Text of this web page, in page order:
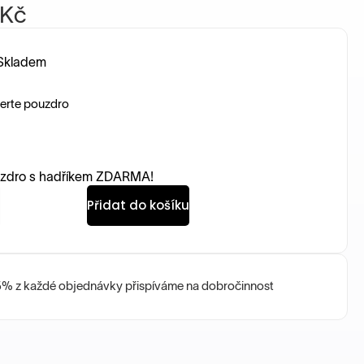
Kč
pouzdro
s hadříkem ZDARMA!
Přidat do košíku
z každé objednávky přispíváme na dobročinnost